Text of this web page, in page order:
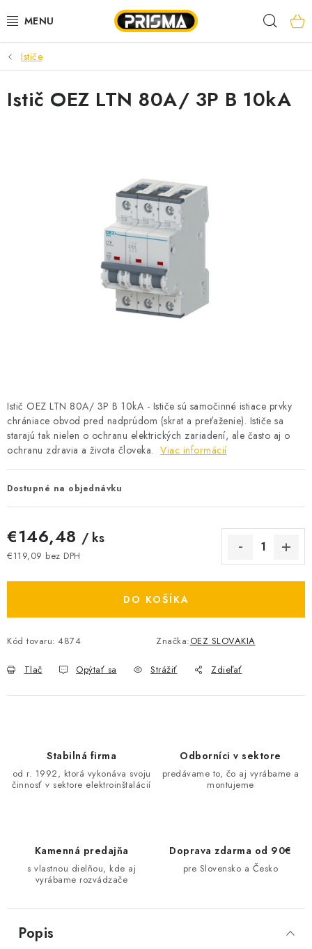
na
O NÁS
ČINNOSTI
KARIÉRA
VÝPREDAJ
AKCIE
LED PÁSY
SVORKY, ROZBOČOVAČE A OSTATNÉ
BATÉRIE A NABÍJAČKY
SVIETIDLÁ A SVETELNÉ ZDROJE
ZÁSUVKY A VYPÍNAČE
DOMÁCNOSŤ
Obchodné podmienky
Ochrana osobných údajov
Reklamačný poriadok
Kontakt
Ističe
Istič OEZ LTN 80A/ 3P B 10kA - Ističe sú samočinné istiace prvky
chrániace obvod pred nadprúdom (skrat a preťaženie). Ističe sa
starajú tak nielen o ochranu elektrických zariadení, ale často aj o
ochranu zdravia a života človeka. Viac informácií
Dostupné na objednávku
€146,48 / ks
€119,09 bez DPH
DO KOŠÍKA
Kód tovaru: 4874 Značka:OEZ SLOVAKIA
Tlač Opýtať sa Strážiť Zdieľať
Istič OEZ LTN 80A/ 3P B 10kA
Stabilná firma
od r. 1992, ktorá vykonáva svoju
činnosť v sektore elektroinštalácií
Odborníci v sektore
predávame to, čo aj vyrábame a
montujeme
Kamenná predajňa
s vlastnou dielňou, kde aj
vyrábame rozvádzače
Doprava zdarma od 90€
pre Slovensko a Česko
Popis